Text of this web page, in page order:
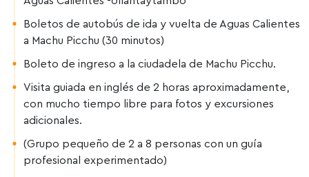
Boletos de autobús de ida y vuelta de Aguas Calientes
a Machu Picchu (30 minutos)
Boleto de ingreso a la ciudadela de Machu Picchu.
Visita guiada en inglés de 2 horas aproximadamente,
con mucho tiempo libre para fotos y excursiones
adicionales.
(Grupo pequeño de 2 a 8 personas con un guía
profesional experimentado)